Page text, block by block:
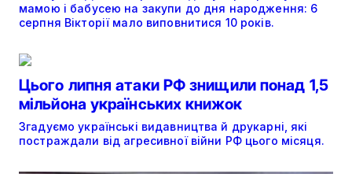
мамою і бабусею на закупи до дня народження: 6
серпня Вікторії мало виповнитися 10 років.
Цього липня атаки РФ знищили понад 1,5
мільйона українських книжок
Згадуємо українські видавництва й друкарні, які
постраждали від агресивної війни РФ цього місяця.